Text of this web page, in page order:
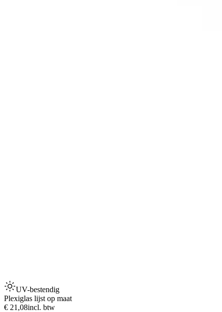
UV-bestendig
Plexiglas lijst op maat
€ 21,08incl. btw